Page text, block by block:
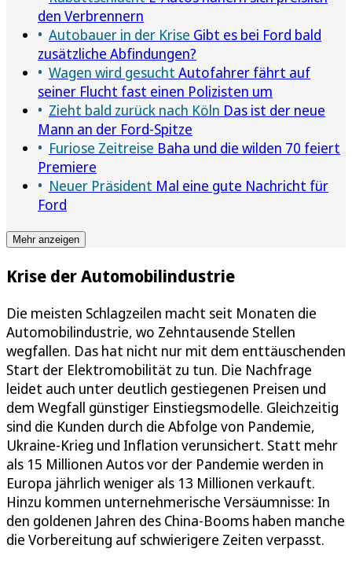
den Verbrennern
Autobauer in der Krise Gibt es bei Ford bald
zusätzliche Abfindungen?
Wagen wird gesucht Autofahrer fährt auf
seiner Flucht fast einen Polizisten um
Zieht bald zurück nach Köln Das ist der neue
Mann an der Ford-Spitze
Furiose Zeitreise Baha und die wilden 70 feiert
Premiere
Neuer Präsident Mal eine gute Nachricht für
Ford
Mehr anzeigen
Krise der Automobilindustrie
Die meisten Schlagzeilen macht seit Monaten die
Automobilindustrie, wo Zehntausende Stellen
wegfallen. Das hat nicht nur mit dem enttäuschenden
Start der Elektromobilität zu tun. Die Nachfrage
leidet auch unter deutlich gestiegenen Preisen und
dem Wegfall günstiger Einstiegsmodelle. Gleichzeitig
sind die Kunden durch die Abfolge von Pandemie,
Ukraine-Krieg und Inflation verunsichert. Statt mehr
als 15 Millionen Autos vor der Pandemie werden in
Europa jährlich weniger als 13 Millionen verkauft.
Hinzu kommen unternehmerische Versäumnisse: In
den goldenen Jahren des China-Booms haben manche
die Vorbereitung auf schwierigere Zeiten verpasst.